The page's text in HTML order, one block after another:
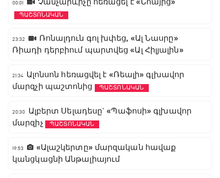
00:01
ՊԱՇՏՈՆԱԿԱՆ
23:32
Ռոնալդուն գոլ խփեց, «Ալ Նասրը»
Ռիադի դերբիում պարտվեց «Ալ Հիլյալին»
21:34 Ալոնսոն հեռացվել է «Ռեալի» գլխավոր
մարզչի պաշտոնից
ՊԱՇՏՈՆԱԿԱՆ
20:30
Ալբերտ Սելադեսը` «Պաֆոսի» գլխավոր
մարզիչ
ՊԱՇՏՈՆԱԿԱՆ
19:53
«Ալաշկերտը» մարզական հավաք
կանցկացնի Անթալիայում